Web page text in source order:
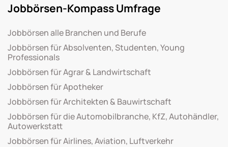
Jobbörsen-Kompass Umfrage
Jobbörsen alle Branchen und Berufe
Jobbörsen für Absolventen, Studenten, Young
Professionals
Jobbörsen für Agrar & Landwirtschaft
Jobbörsen für Apotheker
Jobbörsen für Architekten & Bauwirtschaft
Jobbörsen für die Automobilbranche, KfZ, Autohändler,
Autowerkstatt
Jobbörsen für Airlines, Aviation, Luftverkehr